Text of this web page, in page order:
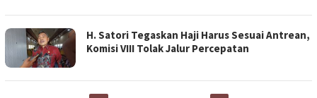
H. Satori Tegaskan Haji Harus Sesuai Antrean,
Komisi VIII Tolak Jalur Percepatan